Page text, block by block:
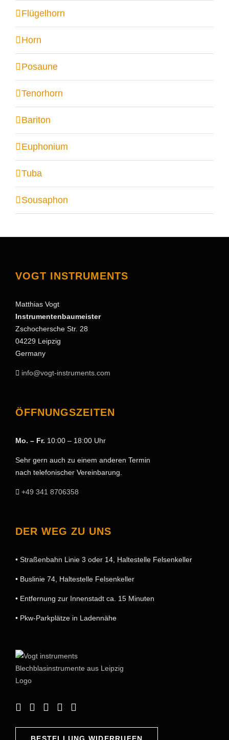
Flügelhorn
Horn
Posaune
Tenorhorn
Bariton
Euphonium
Tuba
Sousaphon
VOGT INSTRUMENTS
Matthias Vogt
Instrumentenbaumeister
Zschochersche Str. 28
04229 Leipzig
Germany
info@vogt-instruments.com
ÖFFNUNGSZEITEN
Mo. – Fr. 10:00 – 18:00 Uhr
Sehr gern auch zu einem anderen Termin
nach telefonischer Vereinbarung.
+49 341 8706358
DER WEG ZU UNS
• Straßenbahn Linie 3 oder 14, Haltestelle Felsenkeller
• Buslinie 74, Haltestelle Felsenkeller
• Entfernung zur Innenstadt ca. 15 Minuten
• Pkw-Parkplätze in Ladennähe